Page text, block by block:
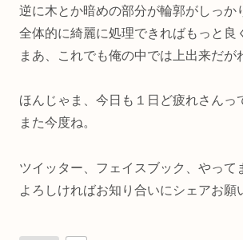
逆に木とか暗めの部分が輪郭がしっか
全体的に綺麗に処理できればもっと良
まあ、これでも俺の中では上出来だが
ほんじゃま、今日も１日ど疲れさんっ
また今度ね。
ツイッター、フェイスブック、やって
よろしければお知り合いにシェアお願